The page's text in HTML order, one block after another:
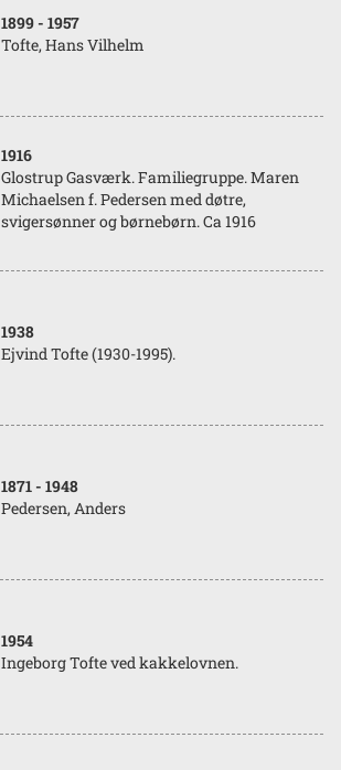
1899 - 1957
Tofte, Hans Vilhelm
1916
Glostrup Gasværk. Familiegruppe. Maren
Michaelsen f. Pedersen med døtre,
svigersønner og børnebørn. Ca 1916
1938
Ejvind Tofte (1930-1995).
1871 - 1948
Pedersen, Anders
1954
Ingeborg Tofte ved kakkelovnen.